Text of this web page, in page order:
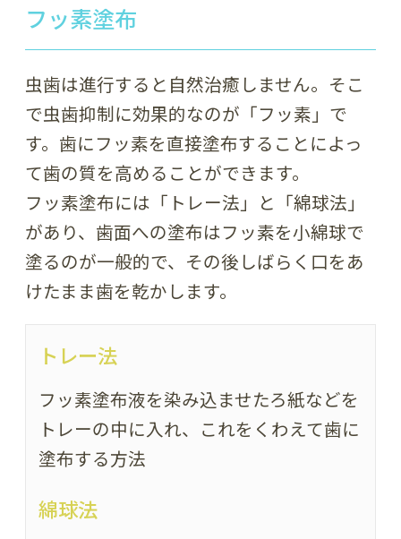
フッ素塗布
虫歯は進行すると自然治癒しません。そこ
で虫歯抑制に効果的なのが「フッ素」で
す。歯にフッ素を直接塗布することによっ
て歯の質を高めることができます。
フッ素塗布には「トレー法」と「綿球法」
があり、歯面への塗布はフッ素を小綿球で
塗るのが一般的で、その後しばらく口をあ
けたまま歯を乾かします。
トレー法
フッ素塗布液を染み込ませたろ紙などを
トレーの中に入れ、これをくわえて歯に
塗布する方法
綿球法